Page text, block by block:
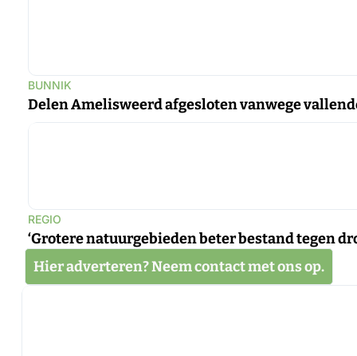
BUNNIK
Delen Amelisweerd afgesloten vanwege
REGIO
‘Grotere natuurgebieden beter bestand tegen
Hier adverteren? Neem contact met ons op.